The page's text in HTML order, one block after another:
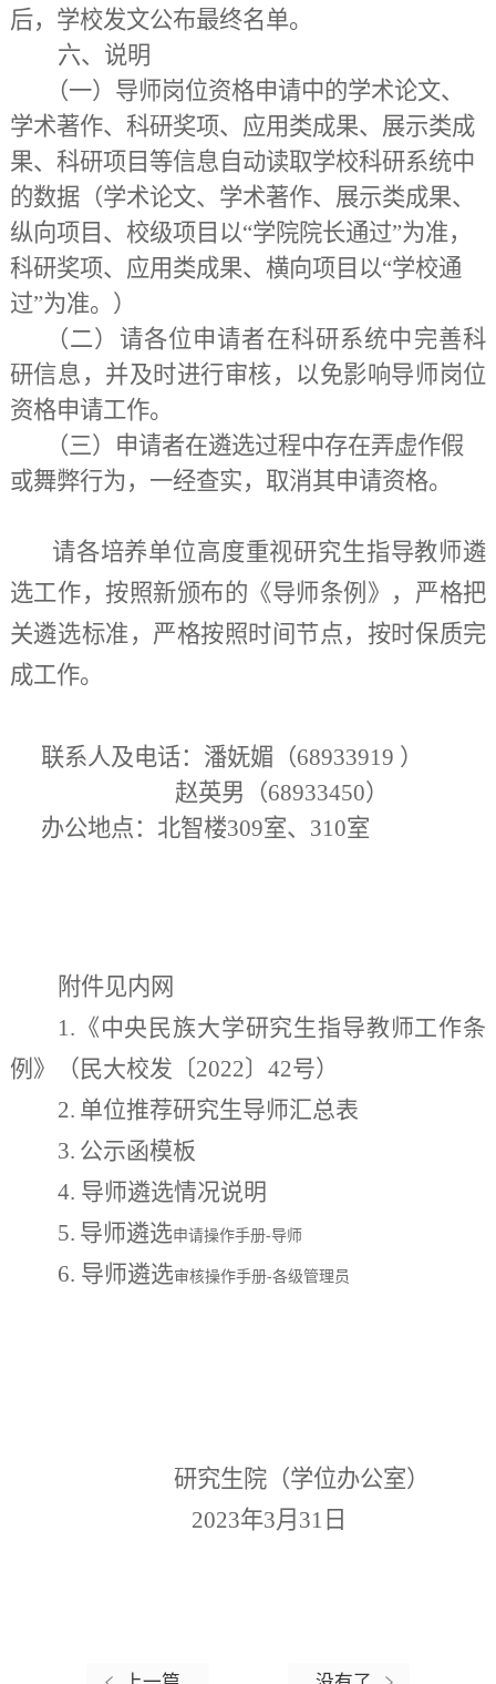
后，学校发文公布最终名单。
六、 说明
（一） 导师岗位资格申请中的学术论文、
学术著作、科研奖项、 应用类成果、 展示类成
果、 科研项目等信息自动读取学校科研系统中
的数据（学术论文、学术著作、展示类成果、
纵向项目、校级项目以“学院院长通过”为准，
科研奖项、应用类成果、横向项目以“学校通
过”为准。）
（二） 请各位申请者在科研系统中完善科
研信息，并及时进行审核，以免影响导师岗位
资格申请工作。
（三） 申请者在遴选过程中存在弄虚作假
或舞弊行为，一经查实，取消其申请资格。
请各培养单位高度重视研究生指导教师遴
选工作，按照新颁布的《导师条例》，严格把
关遴选标准，严格按照时间节点，按时保质完
成工作。
联系人及电话： 潘妩媚（68933919 ）
赵英男 （68933450）
办公地点：北智楼309室、310室
附件见内网
1.《中央民族大学研究生指导教师工作条
例》（民大校发〔2022〕42号）
2. 单位推荐研究生导师汇总表
3. 公示函模板
4. 导师遴选情况说明
5. 导师遴选申请操作手册-导师
6. 导师遴选审核操作手册-各级管理员
研究生院（学位办公室）
2023年3月 31 日